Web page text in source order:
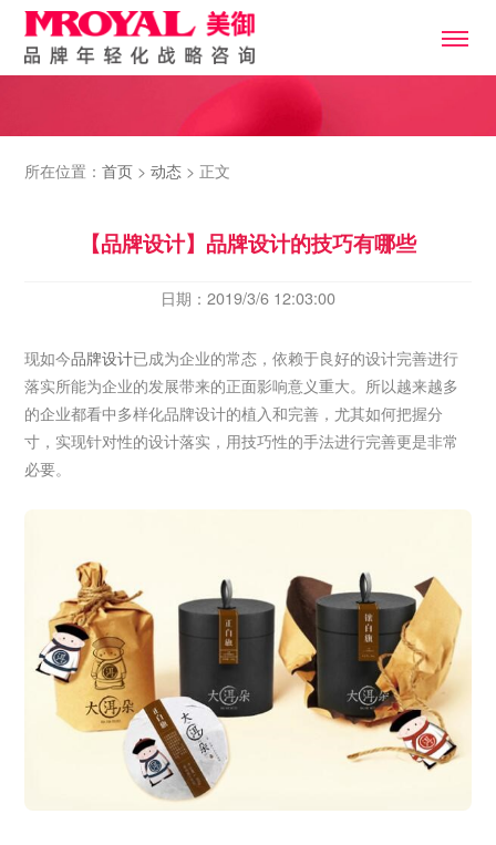
所在位置：首页 >动态 > 正文
【品牌设计】品牌设计的技巧有哪些
日期：2019/3/6 12:03:00
现如今品牌设计已成为企业的常态，依赖于良好的设计完善进行
落实所能为企业的发展带来的正面影响意义重大。所以越来越多
的企业都看中多样化品牌设计的植入和完善，尤其如何把握分
寸，实现针对性的设计落实，用技巧性的手法进行完善更是非常
必要。